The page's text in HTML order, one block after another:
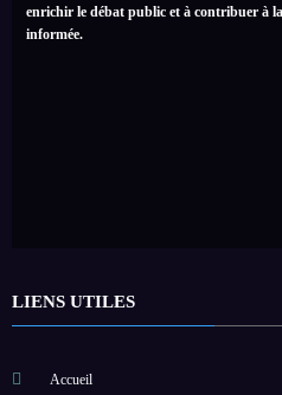
enrichir le débat public et à contribuer à
informée.
LIENS UTILES
Accueil